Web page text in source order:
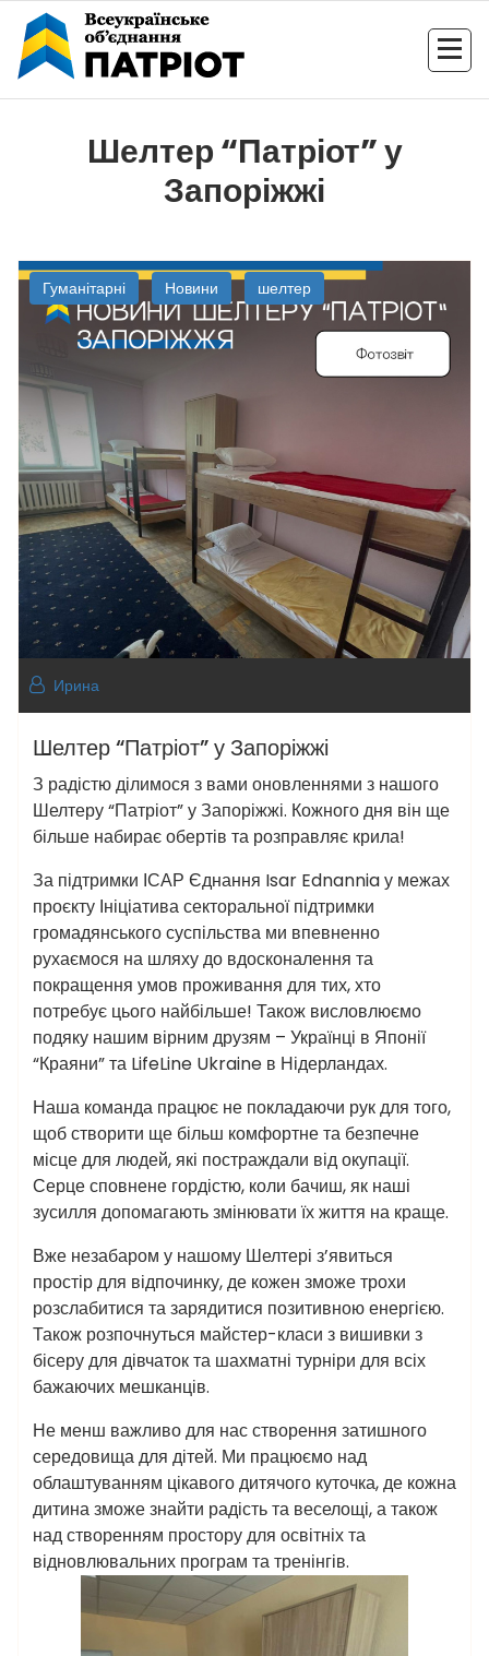
Перейти
контенту
Шелтер “Патріот” у
Запоріжжі
Гуманітарні Новини шелтер
Ирина
Шелтер “Патріот” у Запоріжжі
З радістю ділимося з вами оновленнями з нашого
Шелтеру “Патріот” у Запоріжжі. Кожного дня він ще
більше набирає обертів та розправляє крила!
За підтримки ІСАР Єднання Isar Ednannia у межах
проєкту Ініціатива секторальної підтримки
громадянського суспільства ми впевненно
рухаємося на шляху до вдосконалення та
покращення умов проживання для тих, хто
потребує цього найбільше! Також висловлюємо
подяку нашим вірним друзям – Українці в Японії
“Краяни” та LifeLine Ukraine в Нідерландах.
Наша команда працює не покладаючи рук для того,
щоб створити ще більш комфортне та безпечне
місце для людей, які постраждали від окупації.
Серце сповнене гордістю, коли бачиш, як наші
зусилля допомагають змінювати їх життя на краще.
Вже незабаром у нашому Шелтері з’явиться
простір для відпочинку, де кожен зможе трохи
розслабитися та зарядитися позитивною енергією.
Також розпочнуться майстер-класи з вишивки з
бісеру для дівчаток та шахматні турніри для всіх
бажаючих мешканців.
Не менш важливо для нас створення затишного
середовища для дітей. Ми працюємо над
облаштуванням цікавого дитячого куточка, де кожна
дитина зможе знайти радість та веселощі, а також
над створенням простору для освітніх та
відновлювальних програм та тренінгів.